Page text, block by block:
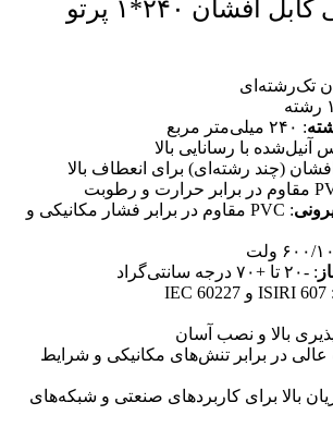
مشخصات فنی کابل افشان ۲۴۰*۱ پرتو
تک‌رشته‌ای
: ۲۴۰ میلی‌متر مربع
آنیل‌شده با رسانایی بالا
(چند رشته‌ای) برای انعطاف بالا
: PVC مقاوم در برابر فشار مکانیکی و
: -۲۰ تا +۷۰ درجه سانتی‌گراد
: ISIRI 607 و IEC 60227
بالا و نصب آسان
در برابر تنش‌های مکانیکی و شرایط
بالا برای کاربردهای صنعتی و شبکه‌های